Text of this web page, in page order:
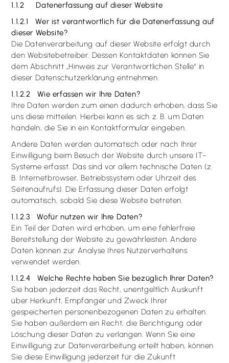
1.1.2 Datenerfassung auf dieser Website
1.1.2.1 Wer ist verantwortlich für die Datenerfassung auf
dieser Website?
Die Datenverarbeitung auf dieser Website erfolgt durch
den Websitebetreiber. Dessen Kontaktdaten können Sie
dem Abschnitt „Hinweis zur Verantwortlichen Stelle“ in
dieser Datenschutzerklärung entnehmen.
1.1.2.2 Wie erfassen wir Ihre Daten?
Ihre Daten werden zum einen dadurch erhoben, dass Sie
uns diese mitteilen. Hierbei kann es sich z. B. um Daten
handeln, die Sie in ein Kontaktformular eingeben.
Andere Daten werden automatisch oder nach Ihrer
Einwilligung beim Besuch der Website durch unsere IT-
Systeme erfasst. Das sind vor allem technische Daten (z.
B. Internetbrowser, Betriebssystem oder Uhrzeit des
Seitenaufrufs). Die Erfassung dieser Daten erfolgt
automatisch, sobald Sie diese Website betreten.
1.1.2.3 Wofür nutzen wir Ihre Daten?
Ein Teil der Daten wird erhoben, um eine fehlerfreie
Bereitstellung der Website zu gewährleisten. Andere
Daten können zur Analyse Ihres Nutzerverhaltens
verwendet werden.
1.1.2.4 Welche Rechte haben Sie bezüglich Ihrer Daten?
Sie haben jederzeit das Recht, unentgeltlich Auskunft
über Herkunft, Empfänger und Zweck Ihrer
gespeicherten personenbezogenen Daten zu erhalten.
Sie haben außerdem ein Recht, die Berichtigung oder
Löschung dieser Daten zu verlangen. Wenn Sie eine
Einwilligung zur Datenverarbeitung erteilt haben, können
Sie diese Einwilligung jederzeit für die Zukunft